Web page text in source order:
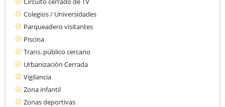
Colegios / Universidades
Parqueadero visitantes
Piscina
Trans. público cercano
Urbanización Cerrada
Vigilancia
Zona infantil
Zonas deportivas